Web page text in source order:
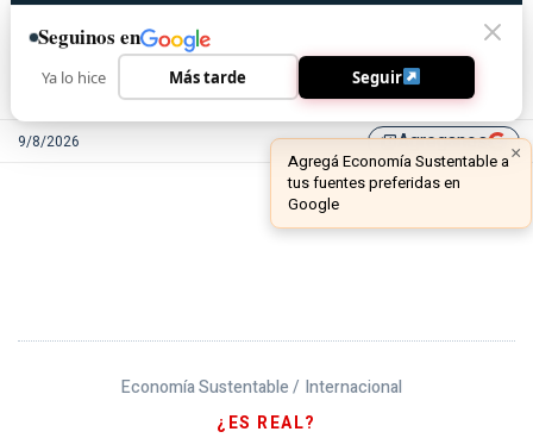
9/8/2026 library_addAgreganos
Economía Sustentable / Internacional
¿ES REAL?
Seguinos en
Ya lo hice Más tarde Seguir